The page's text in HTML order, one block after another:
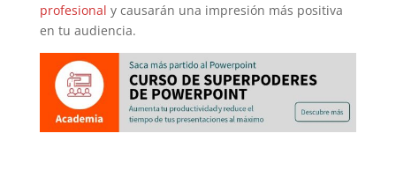
profesional y causarán una impresión más positiva
en tu audiencia.